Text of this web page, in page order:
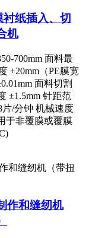
纸插入、切
机
700mm 面料最
+20mm（PE膜宽
面料切割
±1.5mm 针距范
片/分钟 机械速度
于非覆膜或覆膜
作和缝纫机